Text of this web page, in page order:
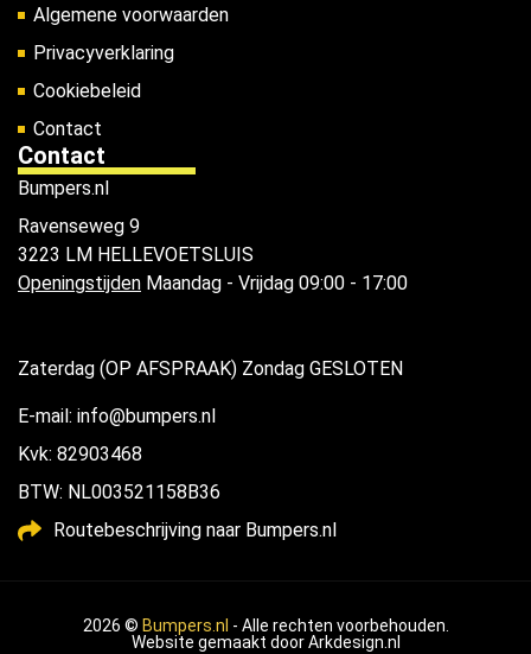
Algemene voorwaarden
Privacyverklaring
Cookiebeleid
Contact
Contact
Bumpers.nl
Ravenseweg 9
3223 LM HELLEVOETSLUIS
Openingstijden Maandag - Vrijdag 09:00 - 17:00
Zaterdag (OP AFSPRAAK) Zondag GESLOTEN
E-mail: info@bumpers.nl
Kvk: 82903468
BTW: NL003521158B36
Routebeschrijving naar Bumpers.nl
2026 © Bumpers.nl - Alle rechten voorbehouden.
Website gemaakt doorArkdesign.nl